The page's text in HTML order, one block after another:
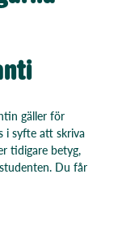
gäller för
i syfte att skriva
tidigare betyg,
Du får